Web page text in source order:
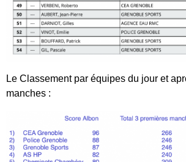
Le Classement par équipes du jour et
manches :